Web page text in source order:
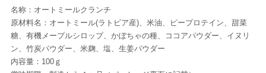
名称：オートミールクランチ
原材料名：オートミール(ラトビア産)、米油、ピープロテイン、甜菜
糖、有機メープルシロップ、かぼちゃの種、ココアパウダー、イヌリ
ン、竹炭パウダー、米麹、塩、生姜パウダー
内容量：100ｇ